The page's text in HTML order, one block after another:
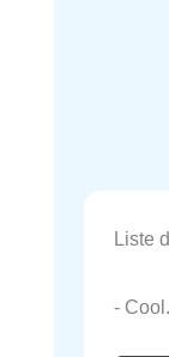
Liste
- Cool.